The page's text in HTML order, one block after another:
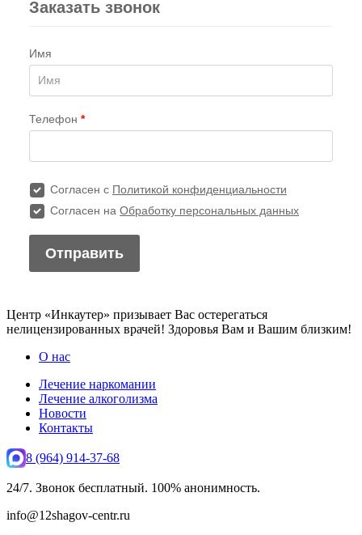
Центр «Инкаутер» призывает Вас остерегаться
нелицензированных врачей! Здоровья Вам и Вашим близким!
О нас
Лечение наркомании
Лечение алкоголизма
Новости
Контакты
8 (964) 914-37-68
24/7. Звонок бесплатный. 100% анонимность.
info@12shagov-centr.ru